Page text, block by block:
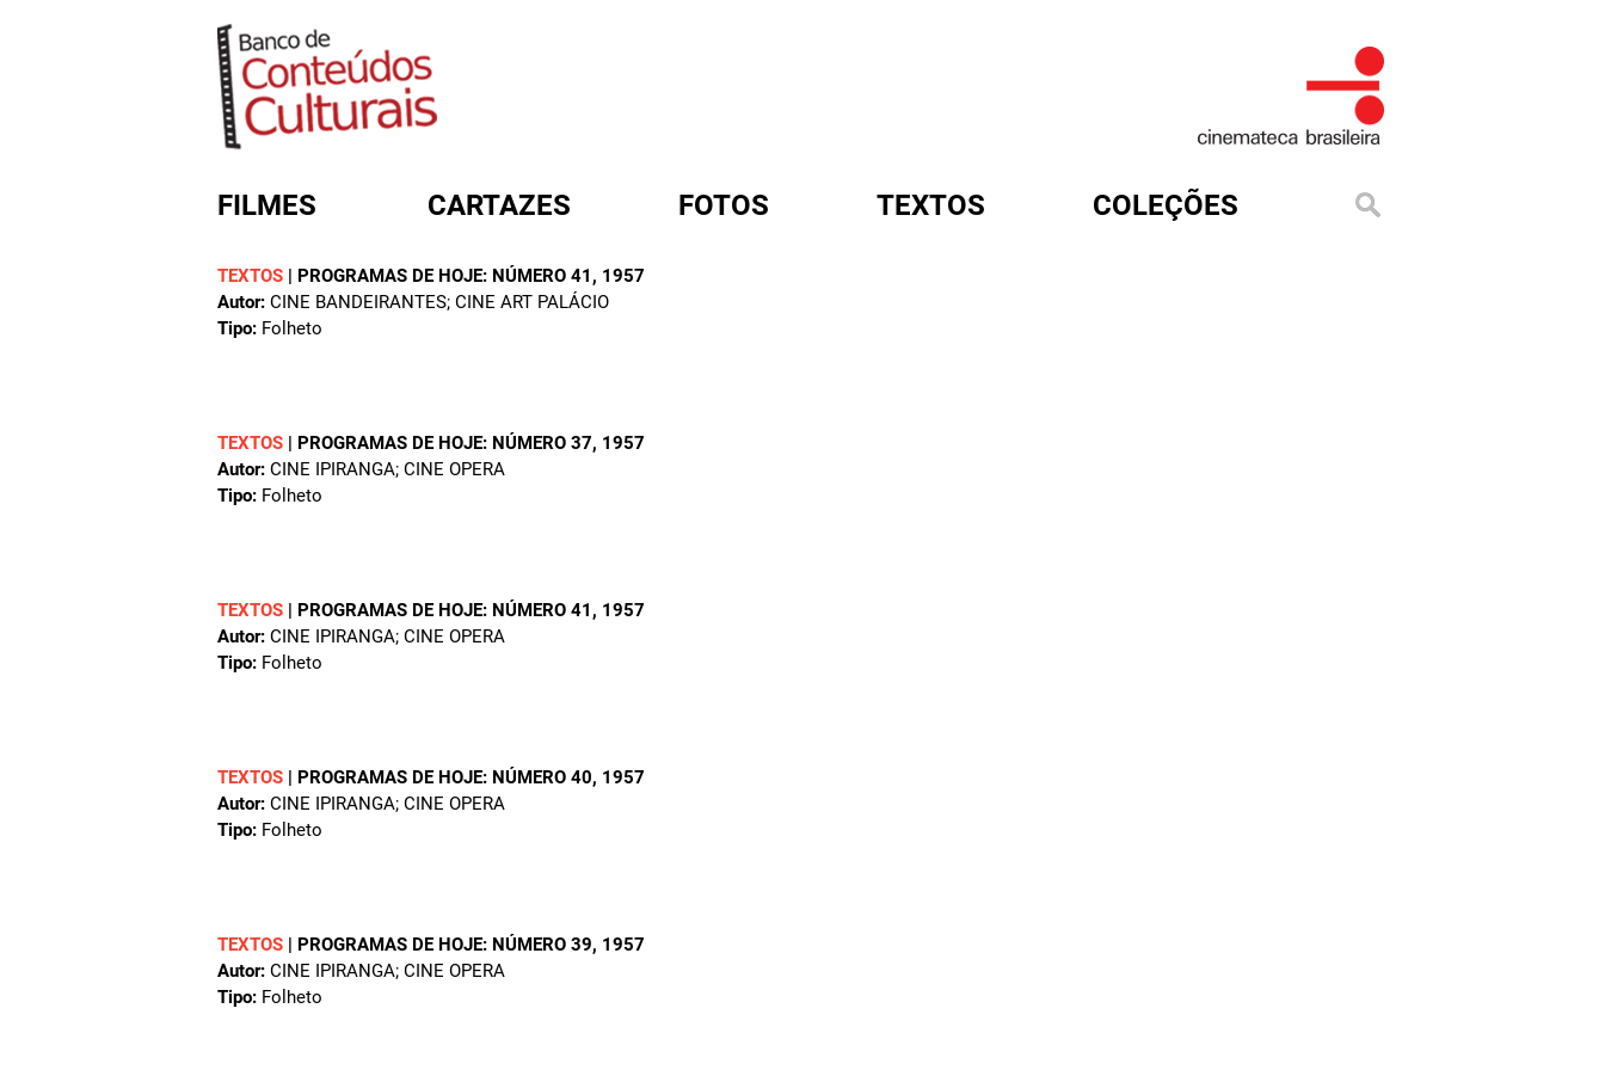
FILMES CARTAZES FOTOS TEXTOS COLEÇÕES
TEXTOS | PROGRAMAS DE HOJE: NÚMERO 41 , 1957
Autor: CINE BANDEIRANTES; CINE ART PALÁCIO
Tipo: Folheto
TEXTOS | PROGRAMAS DE HOJE: NÚMERO 37, 1957
Autor: CINE IPIRANGA; CINE OPERA
Tipo: Folheto
TEXTOS | PROGRAMAS DE HOJE: NÚMERO 41 , 1957
Autor: CINE IPIRANGA; CINE OPERA
Tipo: Folheto
TEXTOS | PROGRAMAS DE HOJE: NÚMERO 40, 1957
Autor: CINE IPIRANGA; CINE OPERA
Tipo: Folheto
TEXTOS | PROGRAMAS DE HOJE: NÚMERO 39, 1957
Autor: CINE IPIRANGA; CINE OPERA
Tipo: Folheto
FORMULÁRIO DE BUSCA